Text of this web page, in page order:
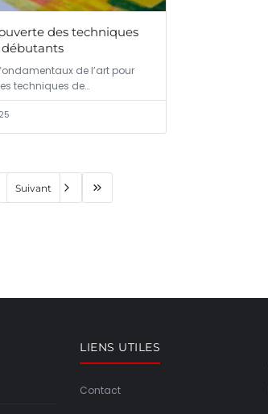
des techniques
de l’art pour
techniques de…
Suivant
LIENS UTILES
Contact